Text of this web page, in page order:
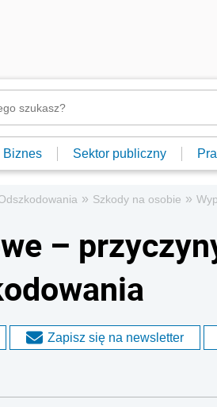
Biznes Sektor publiczny
» Szkody na osobie »
–
Zapisz się na newsletter